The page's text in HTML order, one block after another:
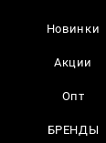
Новинки
Акции
Опт
БРЕНДЫ